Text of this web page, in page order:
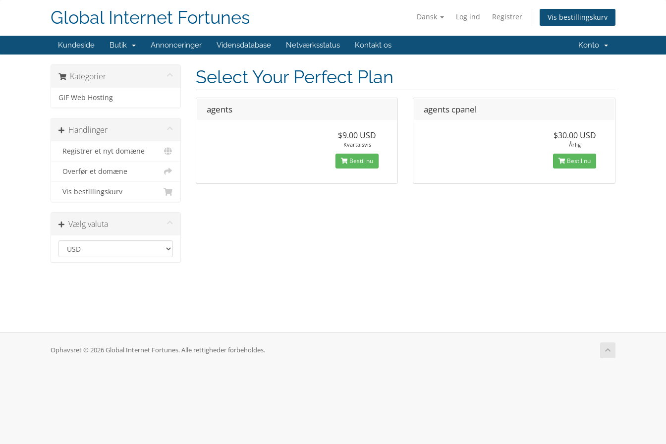
Dansk Log ind Registrer Vis bestillingskurv
Global Internet Fortunes
Kundeside Butik Annonceringer Vidensdatabase Netværksstatus Kontakt os Konto
Kategorier
GIF Web Hosting
Handlinger
Registrer et nyt domæne
Overfør et domæne
Vis bestillingskurv
Vælg valuta
Select Your Perfect Plan
agents
$9.00 USD
Kvartalsvis
Bestil nu
agents cpanel
$30.00 USD
Årlig
Bestil nu
Ophavsret © 2026 Global Internet Fortunes. Alle rettigheder forbeholdes.